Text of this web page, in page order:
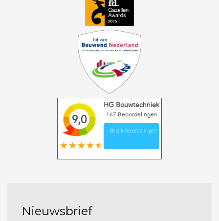
9,0
HG Bouwtechniek
167 Beoordelingen
Bekijk beoordelingen
Nieuwsbrief